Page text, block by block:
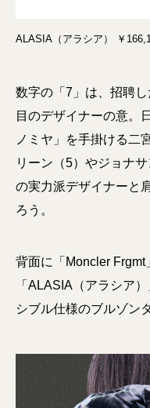
ALASIA（アラシア） ￥
数字の「7」は、招聘
目のデザイナーの意。
ノミヤ」を手掛ける二
リーン（5）やジョナ
の実力派デザイナーと
ろう。
背面に「Moncler
「ALASIA（アラシア
シブル仕様のブルゾン